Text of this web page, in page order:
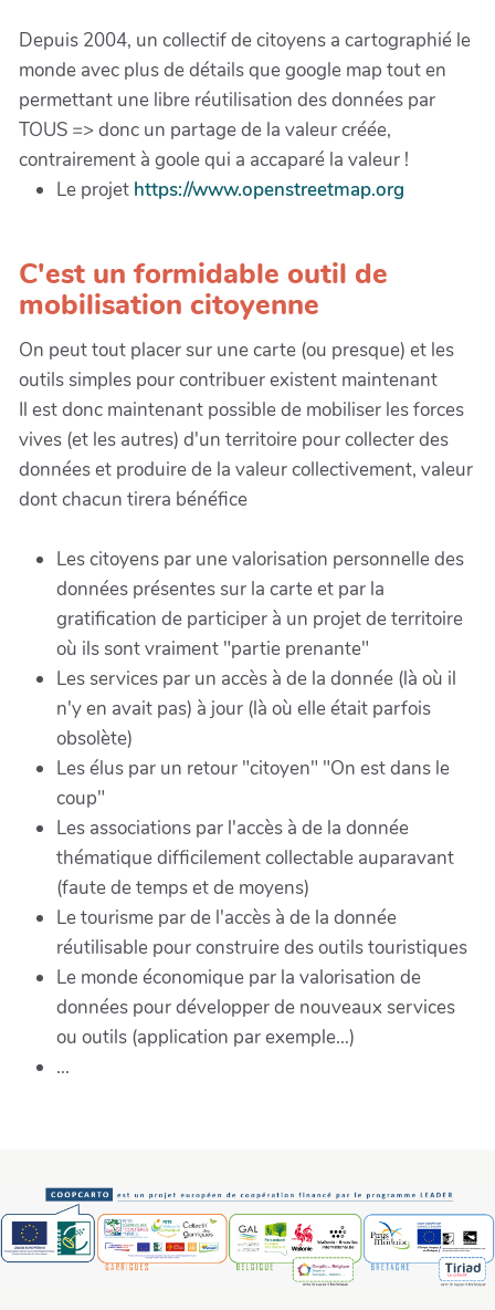
Depuis 2004, un collectif de citoyens a cartographié le
monde avec plus de détails que google map tout en
permettant une libre réutilisation des données par
TOUS => donc un partage de la valeur créée,
contrairement à goole qui a accaparé la valeur !
Le projet https://www.openstreetmap.org
C'est un formidable outil de
mobilisation citoyenne
On peut tout placer sur une carte (ou presque) et les
outils simples pour contribuer existent maintenant
Il est donc maintenant possible de mobiliser les forces
vives (et les autres) d'un territoire pour collecter des
données et produire de la valeur collectivement, valeur
dont chacun tirera bénéfice
Les citoyens par une valorisation personnelle des
données présentes sur la carte et par la
gratification de participer à un projet de territoire
où ils sont vraiment "partie prenante"
Les services par un accès à de la donnée (là où il
n'y en avait pas) à jour (là où elle était parfois
obsolète)
Les élus par un retour "citoyen" "On est dans le
coup"
Les associations par l'accès à de la donnée
thématique difficilement collectable auparavant
(faute de temps et de moyens)
Le tourisme par de l'accès à de la donnée
réutilisable pour construire des outils touristiques
Le monde économique par la valorisation de
données pour développer de nouveaux services
ou outils (application par exemple...)
...